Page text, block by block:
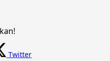
Twitter